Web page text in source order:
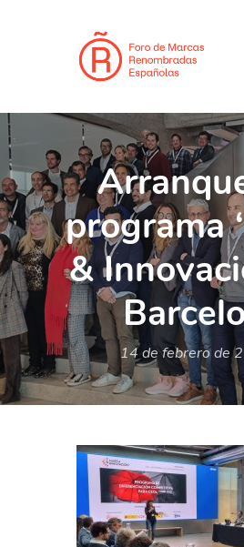
programa
&
14 de febrero de